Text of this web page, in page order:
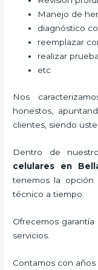
Manejo de
diagnóstico
reemplazar
realizar
etc
Nos
honestos,
clientes, siendo
Dentro de
celulares en
tenemos la opción
técnico a tiempo.
Ofrecemos
servicios.
Contamos con